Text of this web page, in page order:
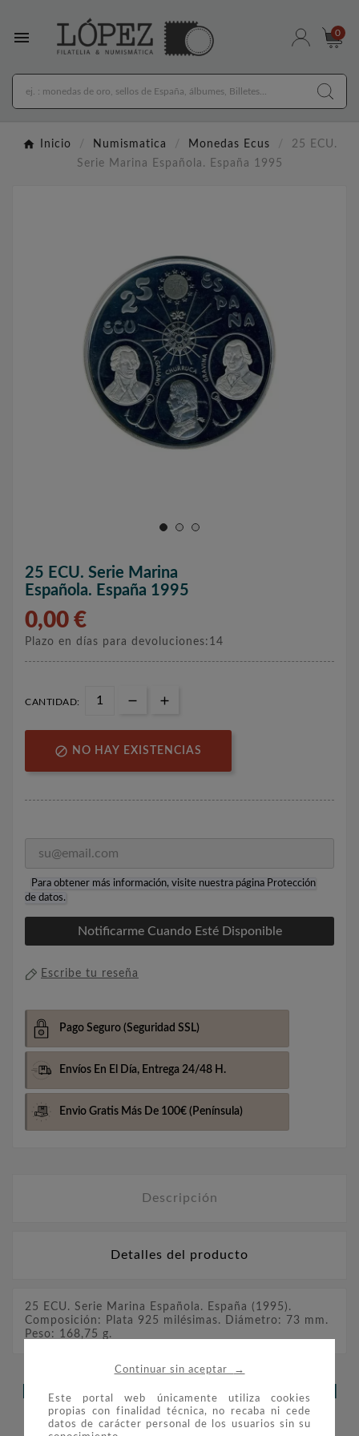
Continuar sin aceptar →
Este portal web únicamente utiliza cookies
propias con finalidad técnica, no recaba ni cede
datos de carácter personal de los usuarios sin su
 0
Inicio Numismatica Monedas Ecus
25 ECU.
Serie Marina Española. España 1995
25 ECU. Serie Marina
Española. España 1995
0,00 €
Plazo en días para devoluciones:14
CANTIDAD:
 NO HAY EXISTENCIAS
Para obtener más información, visite nuestra página Protección
de datos.
Notificarme Cuando Esté Disponible
Escribe tu reseña
Pago Seguro (Seguridad SSL)
Envíos En El Día, Entrega 24/48 H.
Envio Gratis Más De 100€ (Península)
Descripción
Detalles del producto
25 ECU. Serie Marina Española. España (1995).
Composición: Plata 925 milésimas. Diámetro: 73 mm.
Peso: 168,75 g.
LOS CLIENTES QUE ADQUIRIERON
ESTE PRODUCTO TAMBIÉN